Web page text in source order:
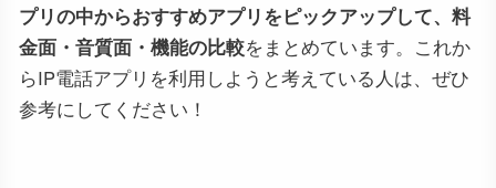
プリの中からおすすめアプリをピックアップして、料
金面・音質面・機能の比較をまとめています。これか
らIP電話アプリを利用しようと考えている人は、ぜひ
参考にしてください！